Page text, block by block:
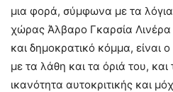
μια φορά, σύμφωνα με τα
χώρας Άλβαρο Γκαρσία Λινέρα
και δημοκρατικό κόμμα, είναι
με τα λάθη και τα όριά του,
ικανότητα αυτοκριτικής και